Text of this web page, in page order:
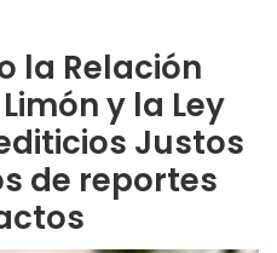
la Relación
y la Ley
Justos
de reportes